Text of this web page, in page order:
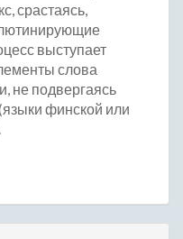
срастаясь,
выступает
слова
не подвергаясь
финской или